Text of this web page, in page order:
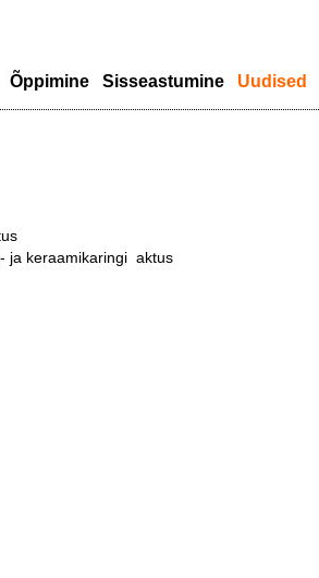
Õppimine Sisseastumine Uudised
ja keraamikaringi aktus